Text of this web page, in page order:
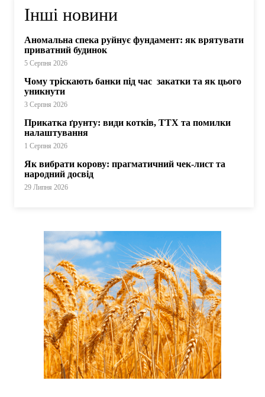
Інші новини
Аномальна спека руйнує фундамент: як врятувати
приватний будинок
5 Серпня 2026
Чому тріскають банки під час закатки та як цього
уникнути
3 Серпня 2026
Прикатка ґрунту: види котків, ТТХ та помилки
налаштування
1 Серпня 2026
Як вибрати корову: прагматичний чек-лист та
народний досвід
29 Липня 2026